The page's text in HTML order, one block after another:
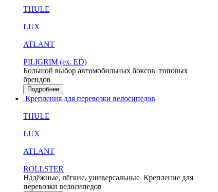
THULE
LUX
ATLANT
PILIGRIM (ex. ED)
Большой выбор автомобильных боксов топовых
брендов
Подробнее
Крепления для перевозки велосипедов
THULE
LUX
ATLANT
ROLLSTER
Надёжные, лёгкие, универсальные Крепление для
перевозки велосипедов